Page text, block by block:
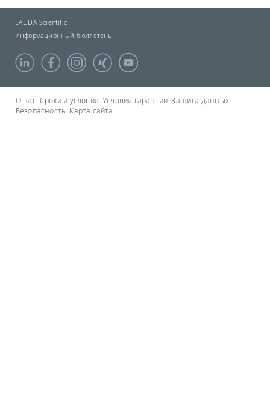
LAUDA Scientific
Информационный бюллетень
О нас Сроки и условия Условия гарантии Защита данных
Безопасность Карта сайта